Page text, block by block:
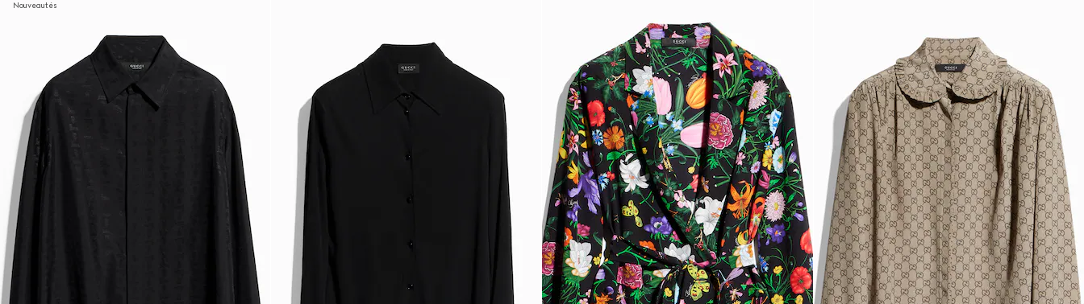
Nouveautés